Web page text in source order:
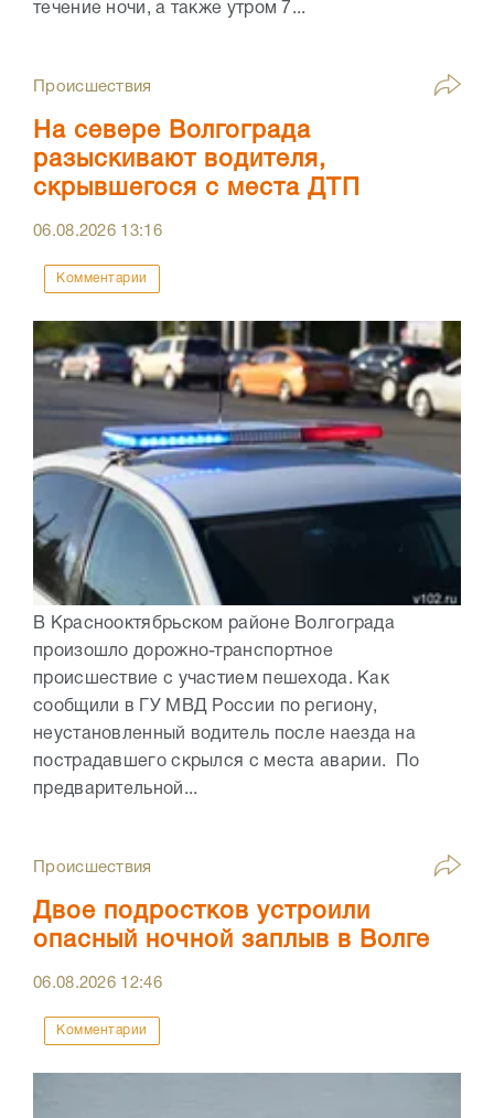
течение ночи, а также утром 7...
Происшествия
На севере Волгограда
разыскивают водителя,
скрывшегося с места ДТП
06.08.2026 13:16
Комментарии
В Краснооктябрьском районе Волгограда
произошло дорожно-транспортное
происшествие с участием пешехода. Как
сообщили в ГУ МВД России по региону,
неустановленный водитель после наезда на
пострадавшего скрылся с места аварии. По
предварительной...
Происшествия
Двое подростков устроили
опасный ночной заплыв в Волге
06.08.2026 12:46
Комментарии